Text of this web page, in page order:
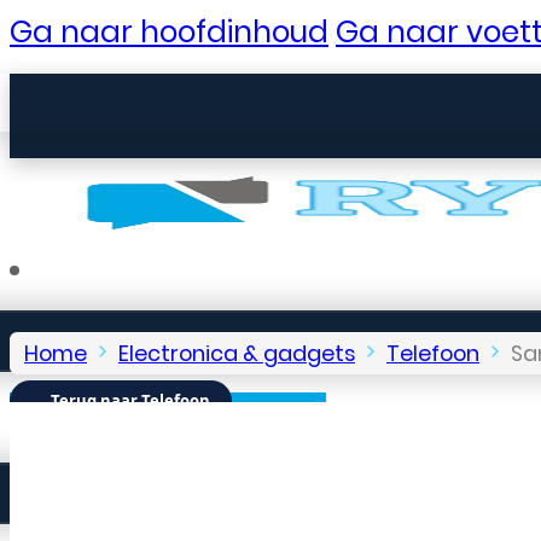
Ga naar hoofdinhoud Ga naar
Home Electronica & gadgets Telefoon
← Terug naar Telefoon